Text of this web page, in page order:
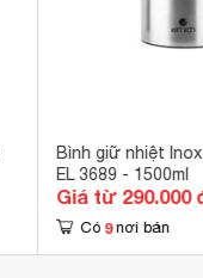
Bình giữ nhiệt
EL 3689 - 1500ml
Giá từ 290.000
Có 9 nơi bán